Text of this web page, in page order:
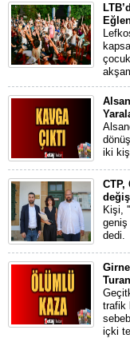
iki
CTP,
Kişi,
geniş
dedi.
trafik
içki